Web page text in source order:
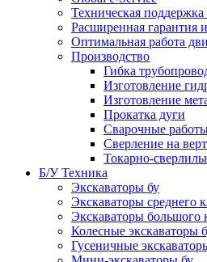
Техническая
Расширенная гарантия
Оптимальная работа
Производство
Гибка
Изготовление
Изготовление
Прокатка дуги
Сварочные
Сверление на
Токарно-
Б/У Техника
Экскаваторы бу
Экскаваторы среднего
Экскаваторы большого
Колесные экскаваторы
Гусеничные